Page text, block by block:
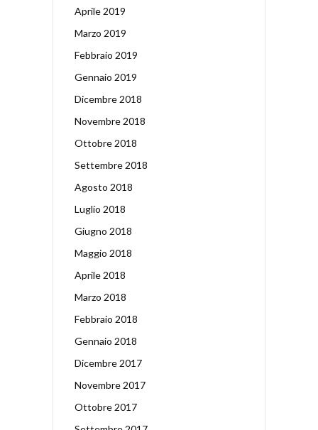
Aprile 2019
Marzo 2019
Febbraio 2019
Gennaio 2019
Dicembre 2018
Novembre 2018
Ottobre 2018
Settembre 2018
Agosto 2018
Luglio 2018
Giugno 2018
Maggio 2018
Aprile 2018
Marzo 2018
Febbraio 2018
Gennaio 2018
Dicembre 2017
Novembre 2017
Ottobre 2017